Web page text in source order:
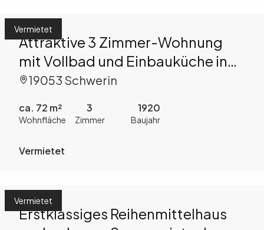
Vermietet
Attraktive 3 Zimmer-Wohnung
mit Vollbad und Einbauküche in
der Feldstadt zu mieten!
19053 Schwerin
ca. 72 m²
Wohnfläche
3
Zimmer
1920
Baujahr
Vermietet
Vermietet
Erstklassiges Reihenmittelhaus